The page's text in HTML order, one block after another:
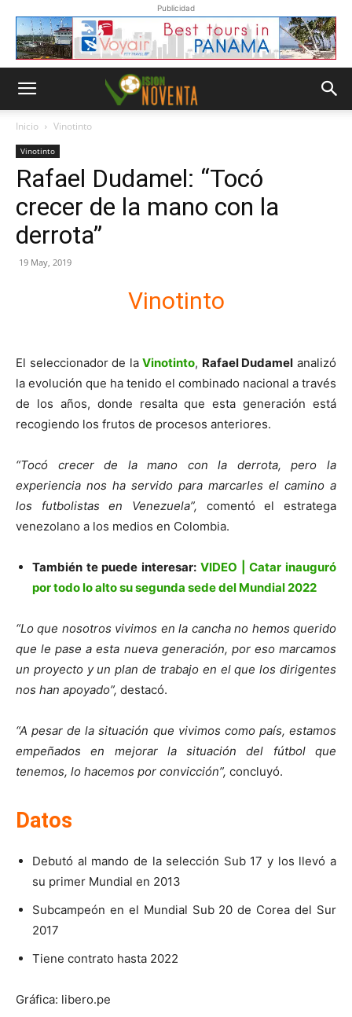
Publicidad
Inicio Vinotinto
Vinotinto
Rafael Dudamel: “Tocó
crecer de la mano con la
derrota”
19 May, 2019
Vinotinto
El seleccionador de laVinotinto, Rafael Dudamel analizó
la evolución que ha tenido el combinado nacional a través
de los años, donde resalta que esta generación está
recogiendo los frutos de procesos anteriores.
“Tocó crecer de la mano con la derrota, pero la
experiencia nos ha servido para marcarles el camino a
los futbolistas en Venezuela”, comentó el estratega
venezolano a los medios en Colombia.
También te puede interesar: VIDEO | Catar inauguró
por todo lo alto su segunda sede del Mundial 2022
“Lo que nosotros vivimos en la cancha no hemos querido
que le pase a esta nueva generación, por eso marcamos
un proyecto y un plan de trabajo en el que los dirigentes
nos han apoyado”, destacó.
“A pesar de la situación que vivimos como país, estamos
empeñados en mejorar la situación del fútbol que
tenemos, lo hacemos por convicción”, concluyó.
Datos
Debutó al mando de la selección Sub 17 y los llevó a
su primer Mundial en 2013
Subcampeón en el Mundial Sub 20 de Corea del Sur
2017
Tiene contrato hasta 2022
Gráfica: libero.pe